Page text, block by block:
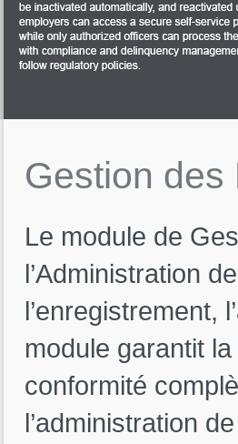
Gestion des
Le module de
l’Administration
l’enregistrement,
module garantit
conformité
l’administration